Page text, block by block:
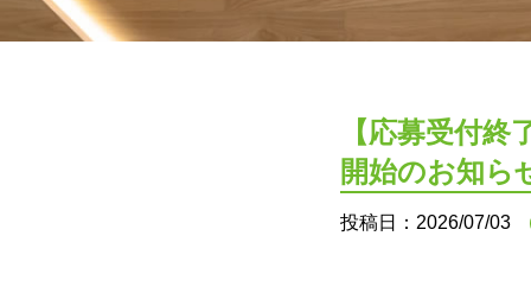
【応募受付
開始のお知ら
投稿日：2026/07/03